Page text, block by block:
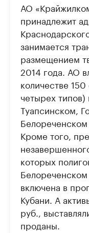
АО
принадлежит
занимается
размещением
2014 года. АО
количестве
четырех типов)
Туапсинском,
Кроме того,
которых
включена в
Кубани. А
руб.,
проданы.